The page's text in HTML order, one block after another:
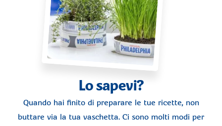
Lo sapevi?
Quando hai finito di preparare le tue ricette, non
buttare via la tua vaschetta. Ci sono molti modi per